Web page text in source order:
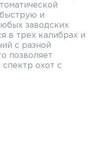
и
заводских
в трех калибрах и
с разной
позволяет
охот с